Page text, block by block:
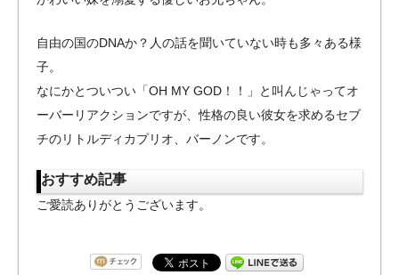
自由の国のDNAか？人の話を聞いていない時も多々ある様
子。
なにかとついつい「OH MY GOD！！」と叫んじゃってオ
ーバーリアクションですが、性格の良い彼女を求めるセブ
チのリトルディカプリオ、バーノンです。
おすすめ記事
ご愛読ありがとうございます。